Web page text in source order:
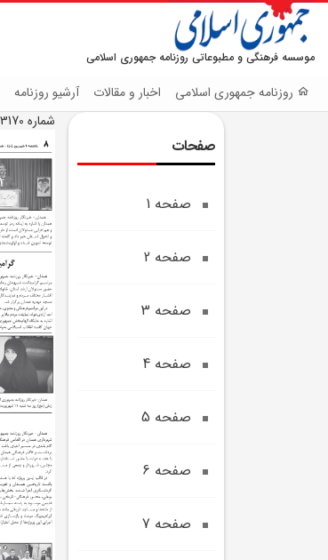
موسسه فرهنگی و مطبوعاتی روزنامه جمهوری اسلامی
روزنامه جمهوری اسلامی اخبار و مقالات آرشیو روزنامه
صفحات
صفحه 1
صفحه 2
صفحه 3
صفحه 4
صفحه 5
صفحه 6
صفحه 7
شماره 13170